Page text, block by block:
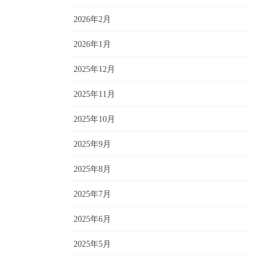
2026年2月
2026年1月
2025年12月
2025年11月
2025年10月
2025年9月
2025年8月
2025年7月
2025年6月
2025年5月